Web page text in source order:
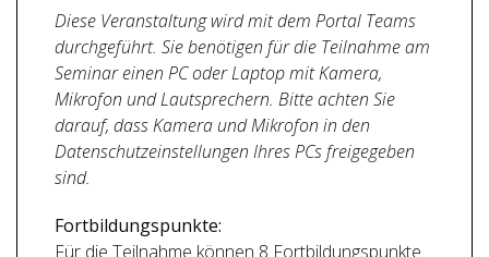
Diese Veranstaltung wird mit dem Portal Teams
durchgeführt. Sie benötigen für die Teilnahme am
Seminar einen PC oder Laptop mit Kamera,
Mikrofon und Lautsprechern. Bitte achten Sie
darauf, dass Kamera und Mikrofon in den
Datenschutzeinstellungen Ihres PCs freigegeben
sind.
Fortbildungspunkte:
Für die Teilnahme können 8 Fortbildungspunkte